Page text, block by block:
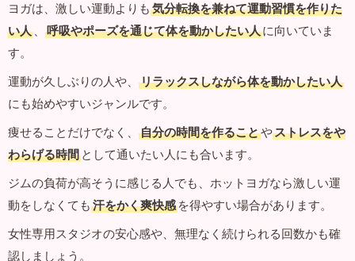
ヨガは、激しい運動よりも 気分転換を兼ねて運動習慣を作りた
い人 、 呼吸やポーズを通じて体を動かしたい人に向いていま
す。
運動が久しぶりの人や、
リラックスしながら体を動かしたい人
にも始めやすいジャンルです。
痩せることだけでなく、
自分の時間を作ることやストレスをや
わらげる時間 として通いたい人にも合います。
ジムの負荷が高そうに感じる人でも、ホットヨガなら激しい運
動をしなくても 汗をかく爽快感 を得やすい場合があります。
女性専用スタジオの安心感や、無理なく続けられる回数かも確
認しましょう。